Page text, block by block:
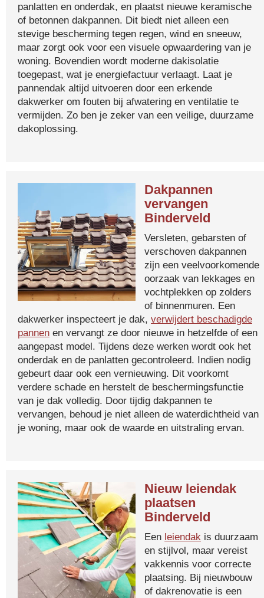
panlatten en onderdak, en plaatst nieuwe keramische
of betonnen dakpannen. Dit biedt niet alleen een
stevige bescherming tegen regen, wind en sneeuw,
maar zorgt ook voor een visuele opwaardering van je
woning. Bovendien wordt moderne dakisolatie
toegepast, wat je energiefactuur verlaagt. Laat je
pannendak altijd uitvoeren door een erkende
dakwerker om fouten bij afwatering en ventilatie te
vermijden. Zo ben je zeker van een veilige, duurzame
dakoplossing.
Dakpannen
vervangen
Binderveld
Versleten, gebarsten of
verschoven dakpannen
zijn een veelvoorkomende
oorzaak van lekkages en
vochtplekken op zolders
of binnenmuren. Een
dakwerker inspecteert je dak, verwijdert beschadigde
pannen en vervangt ze door nieuwe in hetzelfde of een
aangepast model. Tijdens deze werken wordt ook het
onderdak en de panlatten gecontroleerd. Indien nodig
gebeurt daar ook een vernieuwing. Dit voorkomt
verdere schade en herstelt de beschermingsfunctie
van je dak volledig. Door tijdig dakpannen te
vervangen, behoud je niet alleen de waterdichtheid van
je woning, maar ook de waarde en uitstraling ervan.
Nieuw leiendak
plaatsen
Binderveld
Een leiendak is duurzaam
en stijlvol, maar vereist
vakkennis voor correcte
plaatsing. Bij nieuwbouw
of dakrenovatie is een